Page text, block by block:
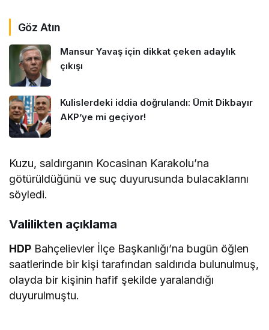
Göz Atın
Mansur Yavaş için dikkat çeken adaylık
çıkışı
Kulislerdeki iddia doğrulandı: Ümit Dikbayır
AKP’ye mi geçiyor!
Kuzu, saldırganın Kocasinan Karakolu’na
götürüldüğünü ve suç duyurusunda bulacaklarını
söyledi.
Valilikten açıklama
HDP Bahçelievler İlçe Başkanlığı’na bugün öğlen
saatlerinde bir kişi tarafından saldırıda bulunulmuş,
olayda bir kişinin hafif şekilde yaralandığı
duyurulmuştu.